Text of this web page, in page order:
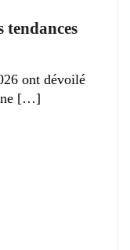
tendances
ont dévoilé